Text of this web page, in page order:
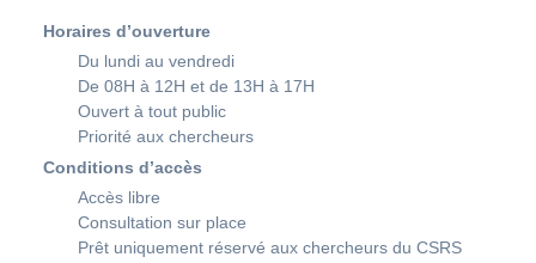
Horaires d’ouverture
Du lundi au vendredi
De 08H à 12H et de 13H à 17H
Ouvert à tout public
Priorité aux chercheurs
Conditions d’accès
Accès libre
Consultation sur place
Prêt uniquement réservé aux chercheurs du CSRS